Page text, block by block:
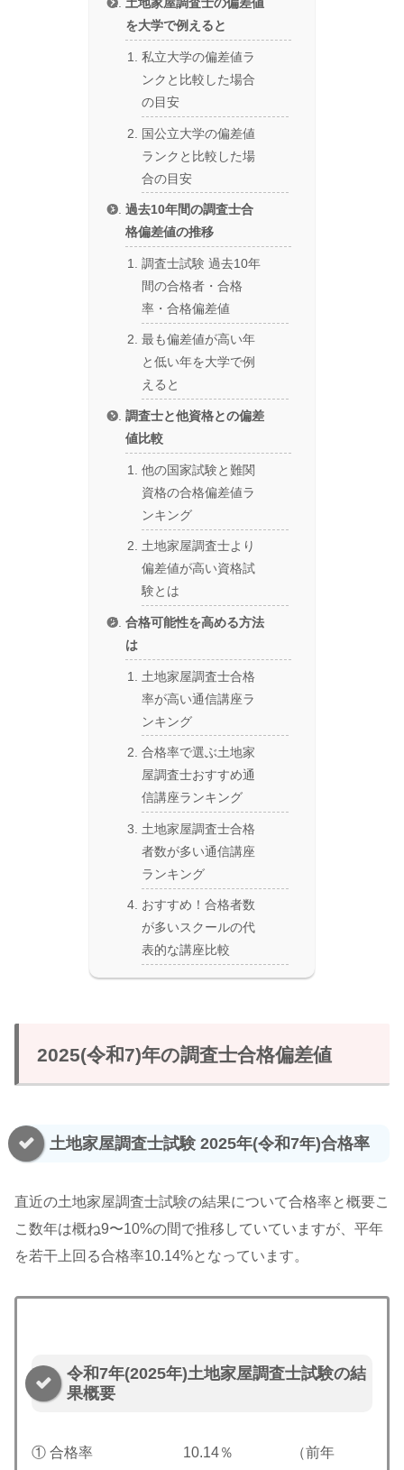
土地家屋調査士の偏差値
を大学で例えると
私立大学の偏差値ラ
ンクと比較した場合
の目安
国公立大学の偏差値
ランクと比較した場
合の目安
過去10年間の調査士合
格偏差値の推移
調査士試験 過去10年
間の合格者・合格
率・合格偏差値
最も偏差値が高い年
と低い年を大学で例
えると
調査士と他資格との偏差
値比較
他の国家試験と難関
資格の合格偏差値ラ
ンキング
土地家屋調査士より
偏差値が高い資格試
験とは
合格可能性を高める方法
は
土地家屋調査士合格
率が高い通信講座ラ
ンキング
合格率で選ぶ土地家
屋調査士おすすめ通
信講座ランキング
土地家屋調査士合格
者数が多い通信講座
ランキング
おすすめ！合格者数
が多いスクールの代
表的な講座比較
2025(令和7)年の調査士合格偏差値
土地家屋調査士試験 2025年(令和7年)合格率
直近の土地家屋調査士試験の結果について合格率と概要こ
こ数年は概ね9〜10%の間で推移していていますが、平年
を若干上回る合格率10.14%となっています。
令和7年(2025年)土地家屋調査士試験の結
果概要
① 合格率 10.14％ （前年